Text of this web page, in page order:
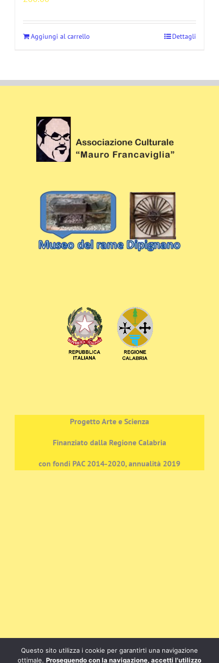
Aggiungi al carrello Dettagli
Progetto Arte e Scienza
Finanziato dalla Regione Calabria
con fondi PAC 2014-2020, annualità 2019
Questo sito utilizza i cookie per garantirti una navigazione
ottimale. Proseguendo con la navigazione, accetti l'utilizzo